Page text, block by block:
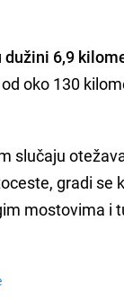
6,9
oko 130
slučaju
gradi se
mostovima i